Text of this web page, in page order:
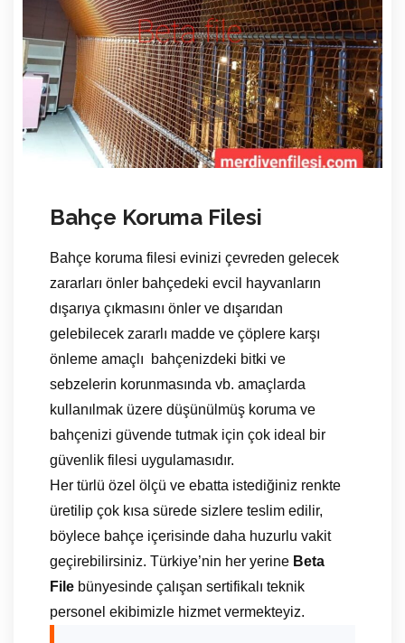
Bahçe Koruma Filesi
Bahçe koruma filesi evinizi çevreden gelecek
zararları önler bahçedeki evcil hayvanların
dışarıya çıkmasını önler ve dışarıdan
gelebilecek zararlı madde ve çöplere karşı
önleme amaçlı bahçenizdeki bitki ve
sebzelerin korunmasında vb. amaçlarda
kullanılmak üzere düşünülmüş koruma ve
bahçenizi güvende tutmak için çok ideal bir
güvenlik filesi uygulamasıdır.
Her türlü özel ölçü ve ebatta istediğiniz renkte
üretilip çok kısa sürede sizlere teslim edilir,
böylece bahçe içerisinde daha huzurlu vakit
geçirebilirsiniz. Türkiye’nin her yerine Beta
File bünyesinde çalışan sertifikalı teknik
personel ekibimizle hizmet vermekteyiz.